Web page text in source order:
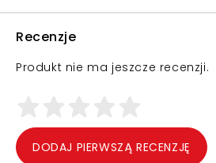
Recenzje
Produkt nie ma jeszcze recenzji.
DODAJ PIERWSZĄ RECENZJĘ